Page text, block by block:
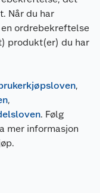
Når du har
ordrebekreftelse
produkt(er) du har
,
,
. Følg
mer informasjon